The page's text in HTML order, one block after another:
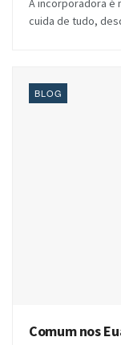
A incorporadora é
cuida de tudo,
BLOG
Comum nos